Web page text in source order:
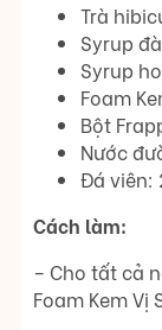
Trà
Syrup
Syrup
Foam
Bột
Nước
Đá viên:
Cách làm:
– Cho tất cả
Foam Kem Vị